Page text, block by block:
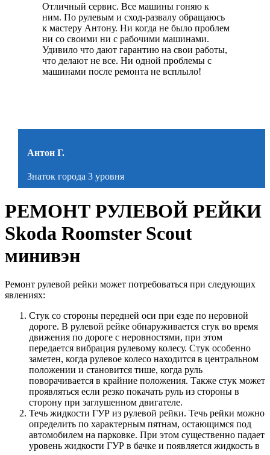
Отличный сервис. Все машины гоняю к
ним. По рулевым и сход-развалу обращаюсь
к мастеру Антону. Ни когда не было проблем
ни со своими ни с рабочими машинами.
Удивило что дают гарантию на свои работы,
что делают не все. Ни одной проблемы с
машинами после ремонта не всплыло!
Антон Г.
Знаток города 3 уровня
РЕМОНТ РУЛЕВОЙ РЕЙКИ
Skoda Roomster Scout
минивэн
Ремонт рулевой рейки может потребоваться при следующих
явлениях:
Стук со стороны передней оси при езде по неровной
дороге. В рулевой рейке обнаруживается стук во время
движения по дороге с неровностями, при этом
передается вибрация рулевому колесу. Стук особенно
заметен, когда рулевое колесо находится в центральном
положении и становится тише, когда руль
поворачивается в крайние положения. Также стук может
проявляться если резко покачать руль из стороны в
сторону при заглушенном двигателе.
Течь жидкости ГУР из рулевой рейки. Течь рейки можно
определить по характерным пятнам, остающимся под
автомобилем на парковке. При этом существенно падает
уровень жидкости ГУР в бачке и появляется жидкость в